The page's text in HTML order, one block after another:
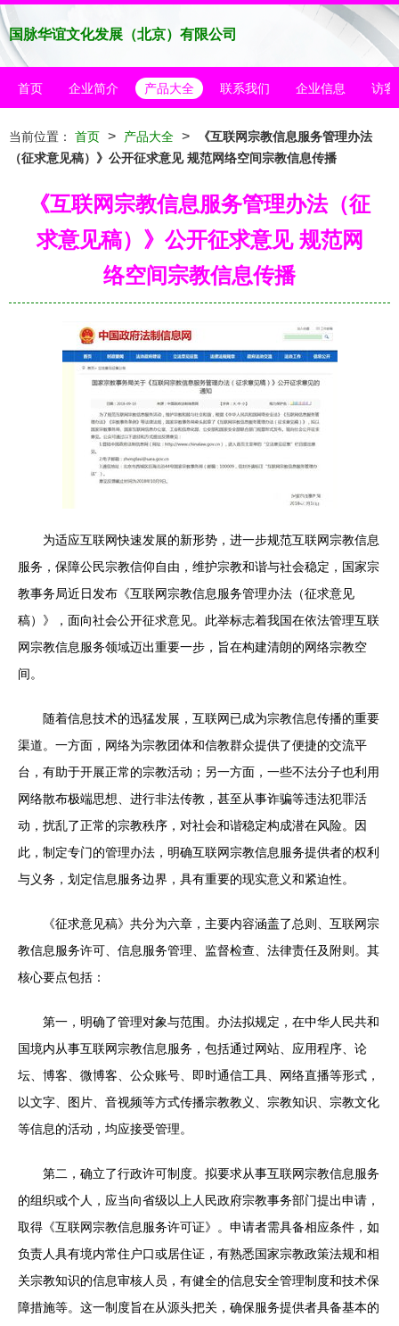
国脉华谊文化发展（北京）有限公司
首页 企业简介 产品大全 联系我们 企业信息 访客
当前位置： 首页 > 产品大全 >
《互联网宗教信息服务管理办法
（征求意见稿）》公开征求意见 规范网络空间宗教信息传播
《互联网宗教信息服务管理办法（征
求意见稿）》公开征求意见 规范网
络空间宗教信息传播
为适应互联网快速发展的新形势，进一步规范互联网宗教信息
服务，保障公民宗教信仰自由，维护宗教和谐与社会稳定，国家宗
教事务局近日发布《互联网宗教信息服务管理办法（征求意见
稿）》，面向社会公开征求意见。此举标志着我国在依法管理互联
网宗教信息服务领域迈出重要一步，旨在构建清朗的网络宗教空
间。
随着信息技术的迅猛发展，互联网已成为宗教信息传播的重要
渠道。一方面，网络为宗教团体和信教群众提供了便捷的交流平
台，有助于开展正常的宗教活动；另一方面，一些不法分子也利用
网络散布极端思想、进行非法传教，甚至从事诈骗等违法犯罪活
动，扰乱了正常的宗教秩序，对社会和谐稳定构成潜在风险。因
此，制定专门的管理办法，明确互联网宗教信息服务提供者的权利
与义务，划定信息服务边界，具有重要的现实意义和紧迫性。
《征求意见稿》共分为六章，主要内容涵盖了总则、互联网宗
教信息服务许可、信息服务管理、监督检查、法律责任及附则。其
核心要点包括：
第一，明确了管理对象与范围。办法拟规定，在中华人民共和
国境内从事互联网宗教信息服务，包括通过网站、应用程序、论
坛、博客、微博客、公众账号、即时通信工具、网络直播等形式，
以文字、图片、音视频等方式传播宗教教义、宗教知识、宗教文化
等信息的活动，均应接受管理。
第二，确立了行政许可制度。拟要求从事互联网宗教信息服务
的组织或个人，应当向省级以上人民政府宗教事务部门提出申请，
取得《互联网宗教信息服务许可证》。申请者需具备相应条件，如
负责人具有境内常住户口或居住证，有熟悉国家宗教政策法规和相
关宗教知识的信息审核人员，有健全的信息安全管理制度和技术保
障措施等。这一制度旨在从源头把关，确保服务提供者具备基本的